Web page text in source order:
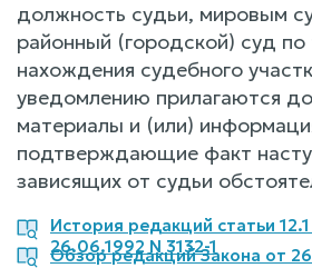
должность судьи, мировым
районный (городской) суд по
нахождения судебного
уведомлению прилагаются
материалы и (или)
подтверждающие факт
зависящих от судьи
История редакций статьи
26.06.1992 N 3132-1
Обзор редакций Закона от